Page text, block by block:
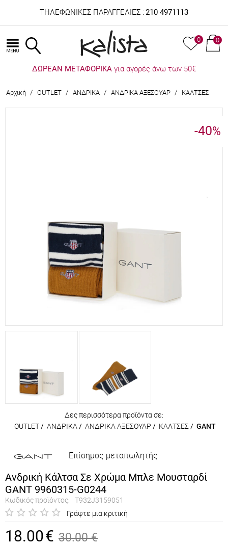
ΤΗΛΕΦΩΝΙΚΕΣ ΠΑΡΑΓΓΕΛΙΕΣ : 210 4971113
0 0
ΔΩΡΕΑΝ ΜΕΤΑΦΟΡΙΚΑ για αγορές άνω των 50€
Αρχική / OUTLET / ΑΝΔΡΙΚΑ / ΑΝΔΡΙΚΑ ΑΞΕΣΟΥΑΡ / ΚΑΛΤΣΕΣ
-40%
Δες περισσότερα προϊόντα σε:
OUTLET/ ΑΝΔΡΙΚΑ / ΑΝΔΡΙΚΑ ΑΞΕΣΟΥΑΡ / ΚΑΛΤΣΕΣ / GANT
Επίσημος μεταπωλητής
Ανδρική Κάλτσα Σε Χρώμα Μπλε Μουσταρδί
GANT 9960315-G0244
Κωδικός προϊόντος:
T932J3159051
Γράψτε μια κριτική
18.00€ 30.00 €